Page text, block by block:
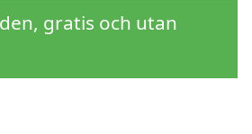
gratis och utan